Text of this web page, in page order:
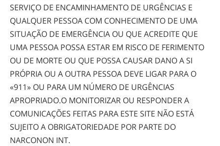
SERVIÇO DE ENCAMINHAMENTO DE URGÊNCIAS E
QUALQUER PESSOA COM CONHECIMENTO DE UMA
SITUAÇÃO DE EMERGÊNCIA OU QUE ACREDITE QUE
UMA PESSOA POSSA ESTAR EM RISCO DE FERIMENTO
OU DE MORTE OU QUE POSSA CAUSAR DANO A SI
PRÓPRIA OU A OUTRA PESSOA DEVE LIGAR PARA O
«911» OU PARA UM NÚMERO DE URGÊNCIAS
APROPRIADO.O MONITORIZAR OU RESPONDER A
COMUNICAÇÕES FEITAS PARA ESTE SITE NÃO ESTÁ
SUJEITO A OBRIGATORIEDADE POR PARTE DO
NARCONON INT.